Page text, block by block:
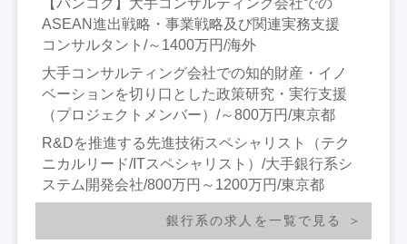
ASEAN進出戦略・事業戦略及び関連実務支援
コンサルタント/～1400万円/海外
大手コンサルティング会社での知的財産・イノ
ベーションを切り口とした政策研究・実行支援
（プロジェクトメンバー）/～800万円/東京都
R&Dを推進する先進技術スペシャリスト（テク
ニカルリード/ITスペシャリスト）/大手銀行系シ
ステム開発会社/800万円～1200万円/東京都
銀行系の求人を一覧で見る